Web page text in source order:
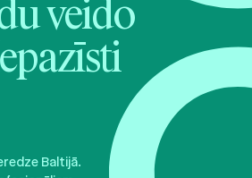
veido
Baltijā.